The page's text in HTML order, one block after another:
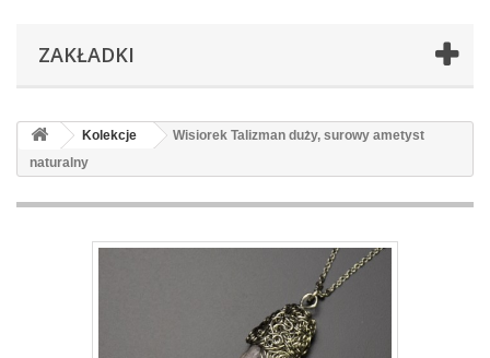
ZAKŁADKI
Kolekcje
Wisiorek Talizman duży, surowy ametyst
naturalny